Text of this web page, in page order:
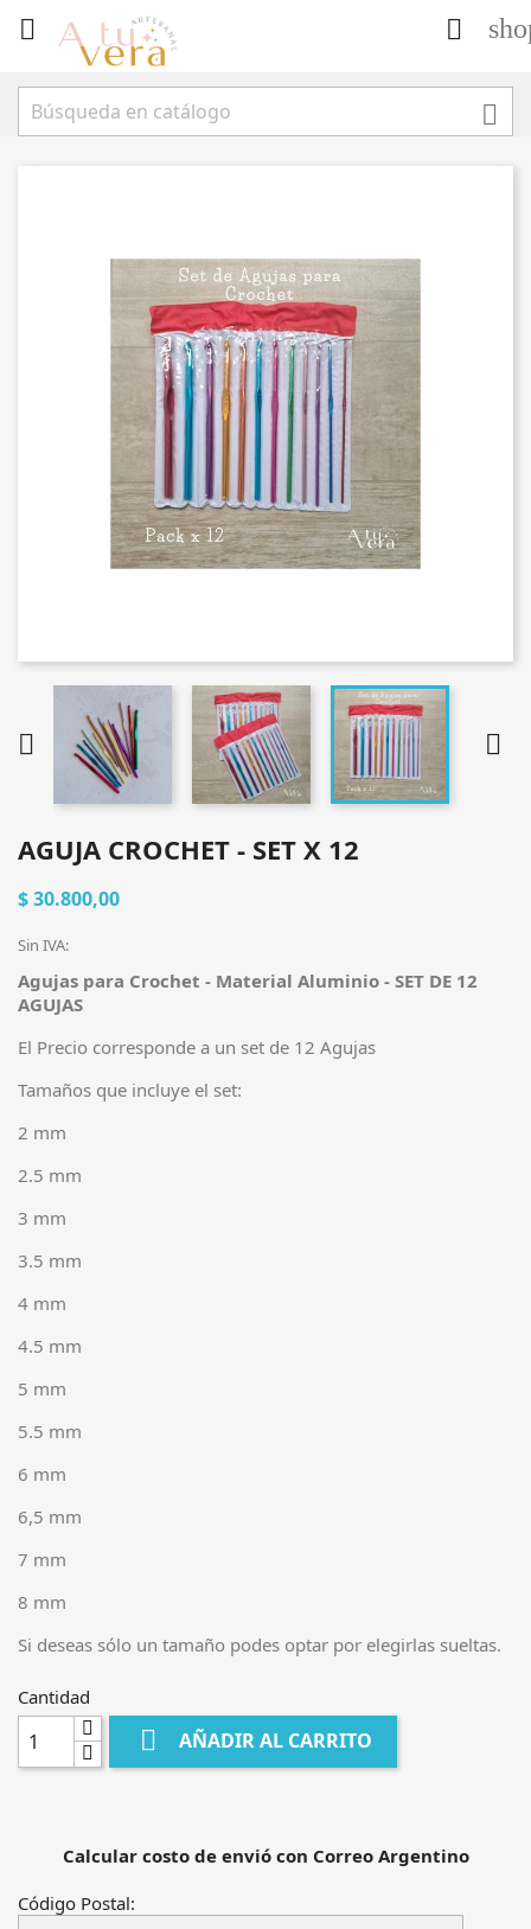
 

 
AGUJA CROCHET - SET X 12
$ 30.800,00
Sin IVA:
Agujas para Crochet - Material Aluminio - SET DE 12
AGUJAS
El Precio corresponde a un set de 12 Agujas
Tamaños que incluye el set:
2 mm
2.5 mm
3 mm
3.5 mm
4 mm
4.5 mm
5 mm
5.5 mm
6 mm
6,5 mm
7 mm
8 mm
Si deseas sólo un tamaño podes optar por elegirlas sueltas.
Cantidad
 AÑADIR AL CARRITO
Calcular costo de envió con Correo Argentino
Código Postal: